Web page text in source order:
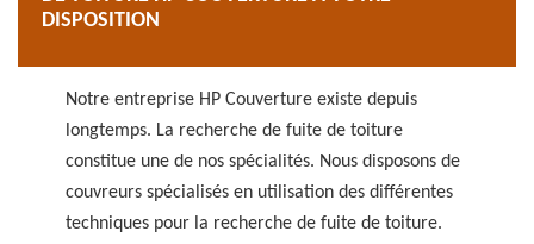
DISPOSITION
Notre entreprise HP Couverture existe depuis
longtemps. La recherche de fuite de toiture
constitue une de nos spécialités. Nous disposons de
couvreurs spécialisés en utilisation des différentes
techniques pour la recherche de fuite de toiture.